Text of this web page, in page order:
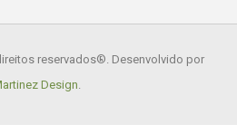
reservados®. Desenvolvido por
Design